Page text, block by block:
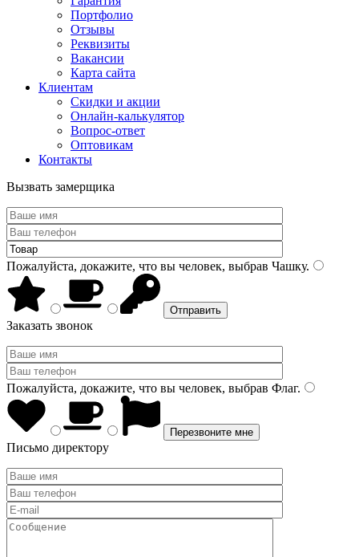
Портфолио
Отзывы
Реквизиты
Вакансии
Карта сайта
Клиентам
Скидки и акции
Онлайн-калькулятор
Вопрос-ответ
Оптовикам
Контакты
Вызвать замерщика
Пожалуйста, докажите, что вы человек, выбрав Чашку.
Заказать звонок
Пожалуйста, докажите, что вы человек, выбрав Флаг.
Письмо директору